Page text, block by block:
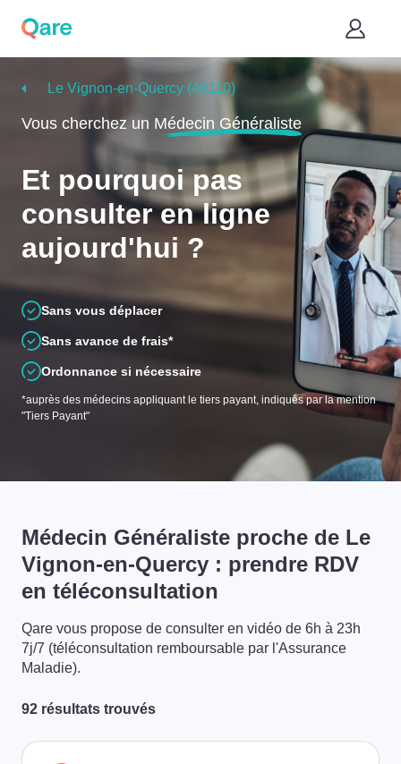
Le Vignon-en-Quercy (46110)
Vous cherchez un Médecin Généraliste
Et pourquoi pas
consulter en ligne
aujourd'hui ?
Sans vous déplacer
Sans avance de frais*
Ordonnance si nécessaire
*auprès des médecins appliquant le tiers payant, indiqués par la mention
"Tiers Payant"
Médecin Généraliste proche de Le
Vignon-en-Quercy : prendre RDV
en téléconsultation
Qare vous propose de consulter en vidéo de 6h à 23h
7j/7 (téléconsultation remboursable par l'Assurance
Maladie).
92 résultats trouvés